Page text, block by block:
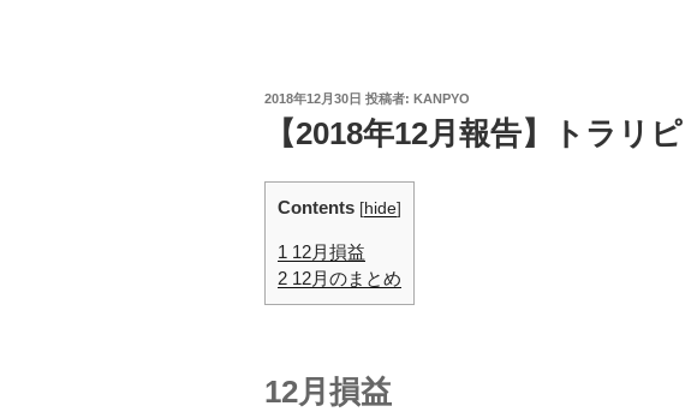
投
2018年12月30日 投稿者: KANPYO
【2018年12月報告】トラリピ
Contents [hide]
1 12月損益
2 12月のまとめ
12月損益